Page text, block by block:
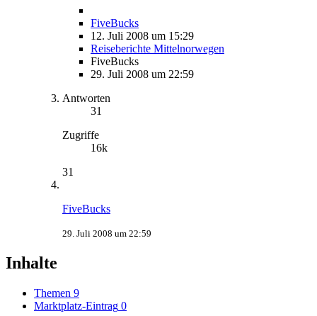
FiveBucks
12. Juli 2008 um 15:29
Reiseberichte Mittelnorwegen
FiveBucks
29. Juli 2008 um 22:59
Antworten
31
Zugriffe
16k
31
FiveBucks
29. Juli 2008 um 22:59
Inhalte
Themen 9
Marktplatz-Eintrag 0